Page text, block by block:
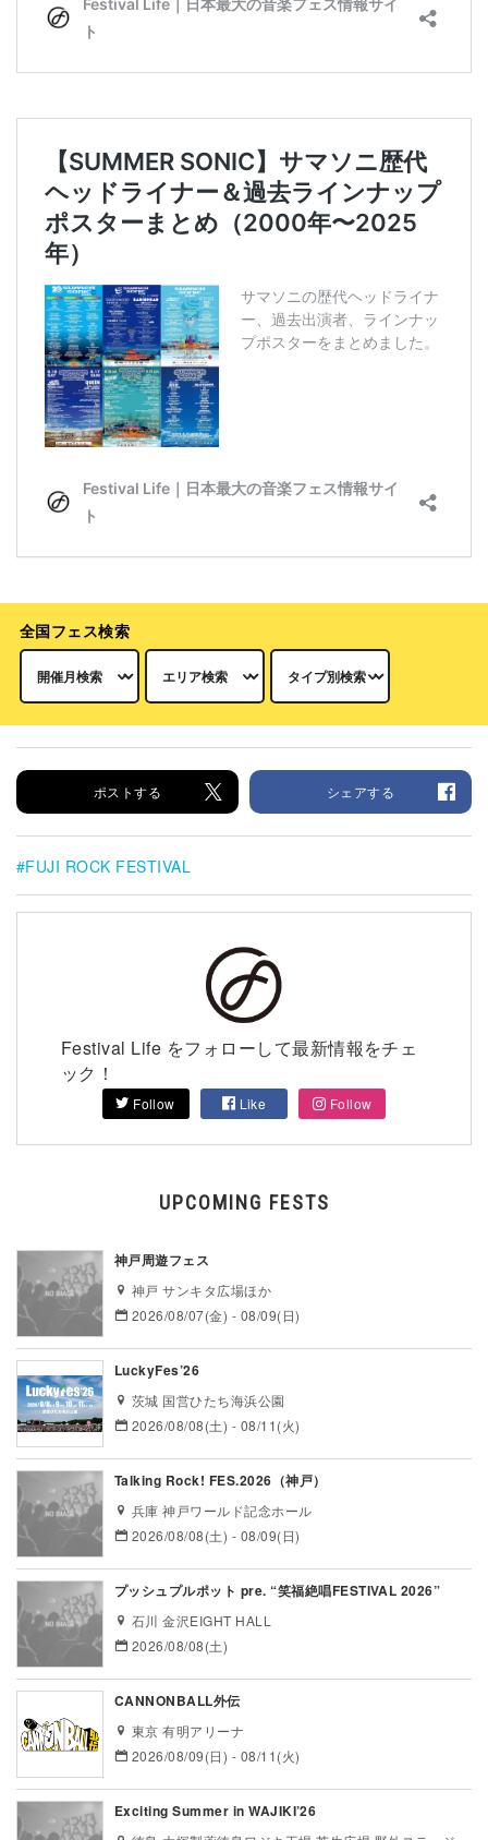
全国フェス検索
ポストする シェアする
FUJI ROCK FESTIVAL
Festival Life をフォローして最新情報をチェ
ック！
Follow Like Follow
UPCOMING FESTS
神戸周遊フェス
神戸 サンキタ広場ほか
2026/08/07(金) - 08/09(日)
LuckyFes’26
茨城 国営ひたち海浜公園
2026/08/08(土) - 08/11(火)
Talking Rock! FES.2026（神戸）
兵庫 神戸ワールド記念ホール
2026/08/08(土) - 08/09(日)
プッシュプルポット pre. “笑福絶唱FESTIVAL 2026”
石川 金沢EIGHT HALL
2026/08/08(土)
CANNONBALL外伝
東京 有明アリーナ
2026/08/09(日) - 08/11(火)
Exciting Summer in WAJIKI’26